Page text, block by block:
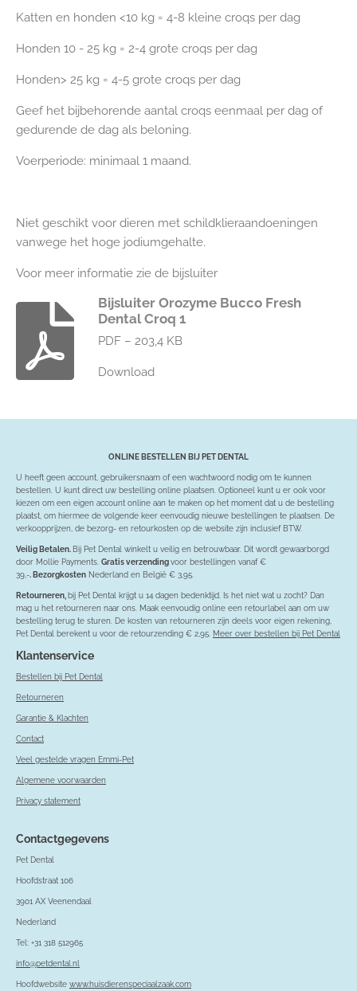
Katten en honden <10 kg = 4-8 kleine croqs per dag
Honden 10 - 25 kg = 2-4 grote croqs per dag
Honden> 25 kg = 4-5 grote croqs per dag
Geef het bijbehorende aantal croqs eenmaal per dag of
gedurende de dag als beloning.
Voerperiode: minimaal 1 maand.
Niet geschikt voor dieren met schildklieraandoeningen
vanwege het hoge jodiumgehalte.
Voor meer informatie zie de bijsluiter
Bijsluiter Orozyme Bucco Fresh
Dental Croq 1
PDF – 203,4 KB
Download
ONLINE BESTELLEN BIJ PET DENTAL
U heeft geen account, gebruikersnaam of een wachtwoord nodig om te kunnen
bestellen. U kunt direct uw bestelling online plaatsen. Optioneel kunt u er ook voor
kiezen om een eigen account online aan te maken op het moment dat u de bestelling
plaatst, om hiermee de volgende keer eenvoudig nieuwe bestellingen te plaatsen. De
verkoopprijzen, de bezorg- en retourkosten op de website zijn inclusief BTW.
Veilig Betalen. Bij Pet Dental winkelt u veilig en betrouwbaar. Dit wordt gewaarborgd
door Mollie Payments. Gratis verzendingvoor bestellingen vanaf €
39,-. Bezorgkosten Nederland en België € 3,95.
Retourneren, bij Pet Dental krijgt u 14 dagen bedenktijd. Is het niet wat u zocht? Dan
mag u het retourneren naar ons. Maak eenvoudig online een retourlabel aan om uw
bestelling terug te sturen. De kosten van retourneren zijn deels voor eigen rekening,
Pet Dental berekent u voor de retourzending € 2,95. Meer over bestellen bij Pet Dental
Klantenservice
Bestellen bij Pet Dental
Retourneren
Garantie & Klachten
Contact
Veel gestelde vragen Emmi-Pet
Algemene voorwaarden
Privacy statement
Contactgegevens
Pet Dental
Hoofdstraat 106
3901 AX Veenendaal
Nederland
Tel: +31 318 512965
info@petdental.nl
Hoofdwebsite www.huisdierenspeciaalzaak.com